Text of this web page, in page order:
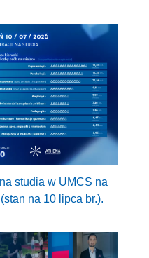
studia w UMCS na
na 10 lipca br.).